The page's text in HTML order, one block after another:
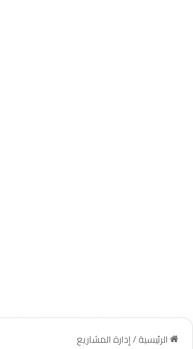
الرئيسية/إدارة المشاريع